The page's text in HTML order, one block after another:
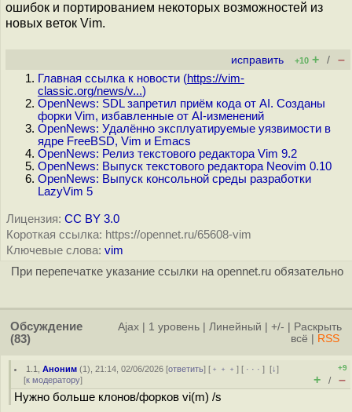
ошибок и портированием некоторых возможностей из
новых веток Vim.
исправить +10 + / –
Главная ссылка к новости (https://vim-
classic.org/news/v...)
OpenNews: SDL запретил приём кода от AI. Созданы
форки Vim, избавленные от AI-изменений
OpenNews: Удалённо эксплуатируемые уязвимости в
ядре FreeBSD, Vim и Emacs
OpenNews: Релиз текстового редактора Vim 9.2
OpenNews: Выпуск текстового редактора Neovim 0.10
OpenNews: Выпуск консольной среды разработки
LazyVim 5
Лицензия: CC BY 3.0
Короткая ссылка: https://opennet.ru/65608-vim
Ключевые слова: vim
При перепечатке указание ссылки на opennet.ru обязательно
Обсуждение
(83)
Ajax 1 уровень Линейный +/-
Раскрыть
всё
RSS
1.1 ,Аноним (1), 21:14, 02/06/2026 [ответить] [ ﹢﹢﹢] [ · · ·][↓]
[к модератору]
+9
+ / –
Нужно больше клонов/форков vi(m) /s